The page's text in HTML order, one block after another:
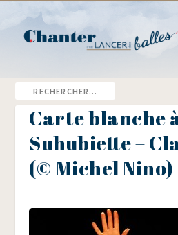
Carte blanche
Suhubiette –
(© Michel Nino)